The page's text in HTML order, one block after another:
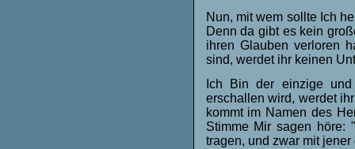
Nun, mit wem sollte Ich
Denn da gibt es kein
ihren Glauben verloren
sind, werdet ihr keinen
Ich Bin der einzige
erschallen wird, werdet
kommt im Namen des
Stimme Mir sagen höre:
tragen, und zwar mit